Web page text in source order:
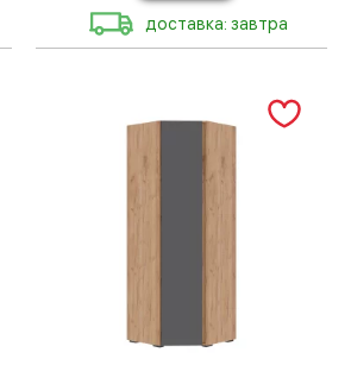
доставка: завтра